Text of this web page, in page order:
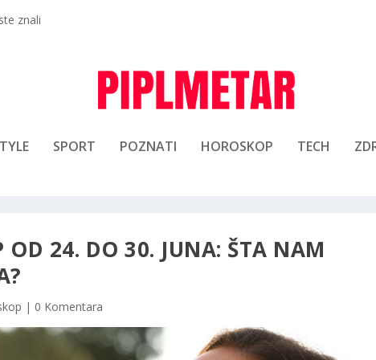
znali
SPORT POZNATI HOROSKOP TECH
OD 24. DO 30. JUNA: ŠTA NAM
| 0 Komentara